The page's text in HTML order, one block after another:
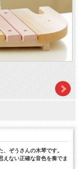
ぞうさんの木琴です。
えない正確な音色を奏でま